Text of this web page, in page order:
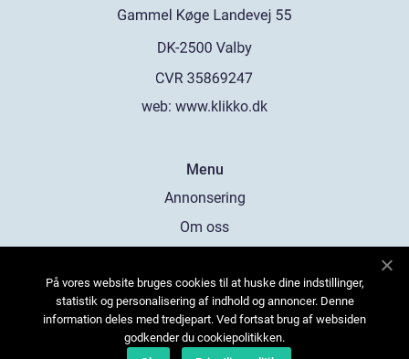
web: www.klikko.dk
Menu
Annonsering
Om oss
Kontakta oss
Sitemap
På vores website bruges cookies til at huske dine indstillinger,
statistik og personalisering af indhold og annoncer. Denne
information deles med tredjepart. Ved fortsat brug af websiden
godkender du cookiepolitikken.